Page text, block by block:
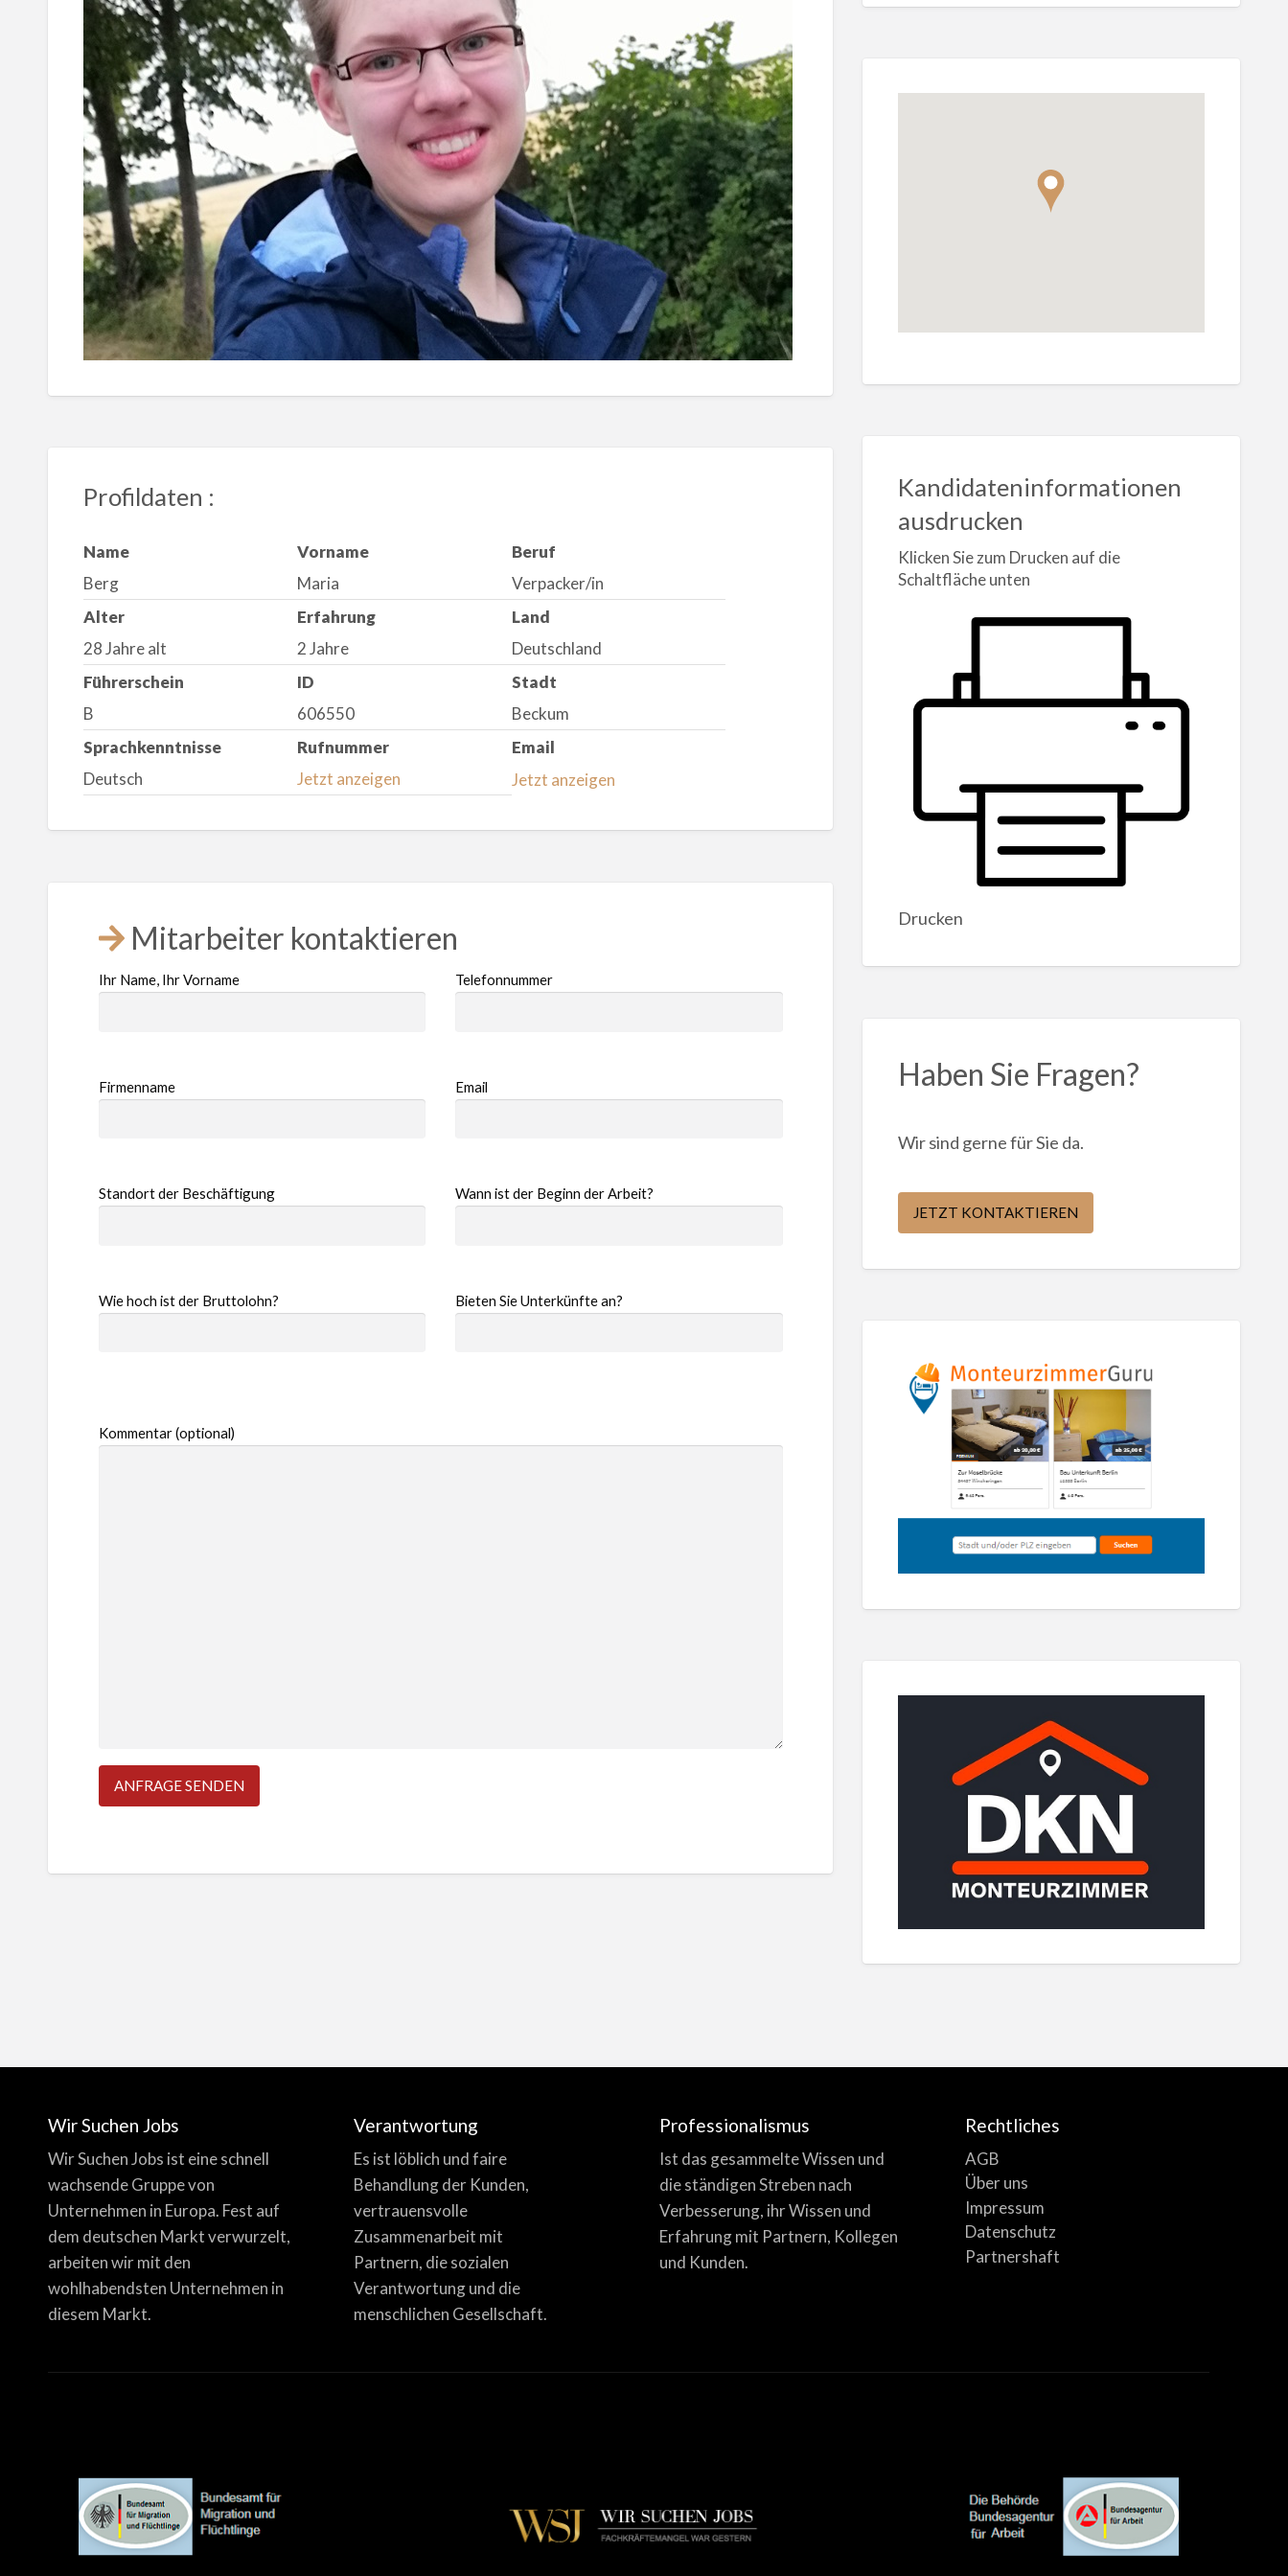
Profildaten :
Name
Berg
Vorname
Maria
Beruf
Verpacker/in
Alter
28 Jahre alt
Erfahrung
2 Jahre
Land
Deutschland
Führerschein
B
ID
606550
Stadt
Beckum
Sprachkenntnisse
Deutsch
Rufnummer
Jetzt anzeigen
Email
Jetzt anzeigen
Mitarbeiter kontaktieren
Ihr Name, Ihr Vorname
Firmenname
Standort der Beschäftigung
Wie hoch ist der Bruttolohn?
Telefonnummer
Email
Wann ist der Beginn der Arbeit?
Bieten Sie Unterkünfte an?
Kommentar (optional)
Kandidateninformationen
ausdrucken
Klicken Sie zum Drucken auf die
Schaltfläche unten
Drucken
Haben Sie Fragen?
Wir sind gerne für Sie da.
JETZT KONTAKTIEREN
Wir Suchen Jobs
Wir Suchen Jobs ist eine schnell
wachsende Gruppe von
Unternehmen in Europa. Fest auf
dem deutschen Markt verwurzelt,
arbeiten wir mit den
wohlhabendsten Unternehmen in
diesem Markt.
Verantwortung
Es ist löblich und faire
Behandlung der Kunden,
vertrauensvolle
Zusammenarbeit mit
Partnern, die sozialen
Verantwortung und die
menschlichen Gesellschaft.
Professionalismus
Ist das gesammelte Wissen und
die ständigen Streben nach
Verbesserung, ihr Wissen und
Erfahrung mit Partnern, Kollegen
und Kunden.
Rechtliches
AGB
Über uns
Impressum
Datenschutz
Partnershaft